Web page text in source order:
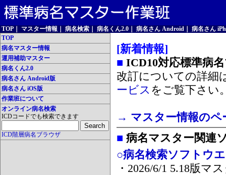
TOP マスター情報 病名検索 病名くん2.0 病名さん Android
病名さん
TOP
病名マスター情報
運用補助マスター
病名くん2.0
病名さん Android版
病名さん iOS版
作業班について
オンライン病名検索
ICDコードでも検索できます
ICD階層病名ブラウザ
[新着情報]
■ ICD10対応標準病
改訂についての詳細
ービス をご覧下さい
→ マスター情報のペ
■ 病名マスター関連
○病名検索ソフトウ
・2026/6/1 5.18版マ